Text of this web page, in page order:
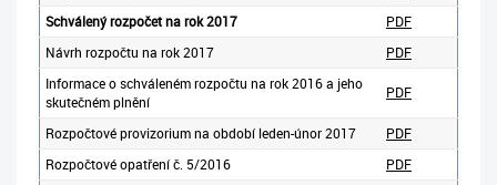
Schválený rozpočet na rok 2017
PDF
Návrh rozpočtu na rok 2017
PDF
Informace o schváleném rozpočtu na rok 2016 a jeho
skutečném plnění
PDF
Rozpočtové provizorium na období leden-únor 2017
PDF
Rozpočtové opatření č. 5/2016
PDF